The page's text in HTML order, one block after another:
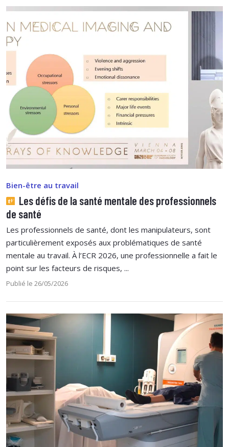
Bien-être au travail
Les défis de la santé mentale des professionnels
de santé
Les professionnels de santé, dont les manipulateurs, sont
particulièrement exposés aux problématiques de santé
mentale au travail. À l’ECR 2026, une professionnelle a fait le
point sur les facteurs de risques, ...
Publié le 26/05/2026